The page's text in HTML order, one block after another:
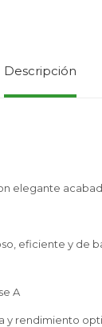
Descripción
elegante
eficiente y de
A
y rendimiento